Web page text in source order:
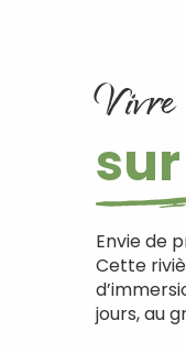
Envie de
Cette
jours, au